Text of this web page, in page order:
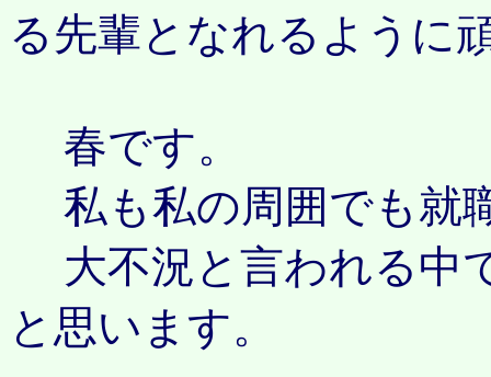
る先輩となれるように
春です。
私も私の周囲でも就
大不況と言われる中
と思います。